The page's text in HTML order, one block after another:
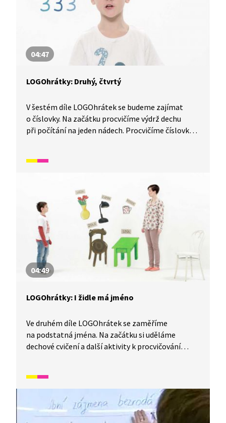
04:47
LOGOhrátky: Druhý, čtvrtý
V šestém díle LOGOhrátek se budeme zajímat
o číslovky. Na začátku procvičíme výdrž dechu
při počítání na jeden nádech. Procvičíme číslovky
co znamená gesto s jedničkou, a na závěr zkusíme
04:49
LOGOhrátky: I židle má jméno
Ve druhém díle LOGOhrátek se zaměříme
na podstatná jména. Na začátku si uděláme
dechové cvičení a další aktivity k procvičování
Vysvětlíme si, co jsou abstraktní podstatná jména
a na závěr si některá podstatná jména nakreslíme
oběma rukama zároveň.